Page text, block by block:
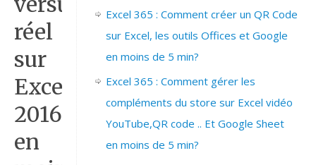
réel
sur
Excel
2016
en
Excel 365 : Comment créer un QR Code
sur Excel, les outils Offices et Google
en moins de 5 min?
Excel 365 : Comment gérer les
compléments du store sur Excel vidéo
YouTube,QR code .. Et Google Sheet
en moins de 5 min?